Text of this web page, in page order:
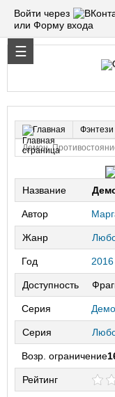
Войти через
или Форму входа
Главная Фэнтези
Демон.
Название
Автор
Жанр
Год 2016
Доступность
Серия
Серия
Возр. ограничение
Рейтинг